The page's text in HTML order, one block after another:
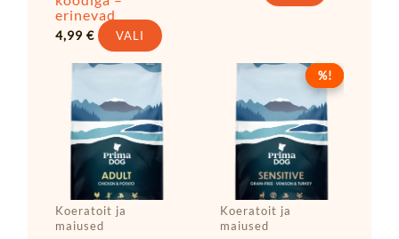
erinevad
4,99 € VALI
Koeratoit ja
maiused
%!
%!
Koeratoit ja
maiused
Algne
oli:
54,90 €.
Praegune
hind
on:
25,90 €.